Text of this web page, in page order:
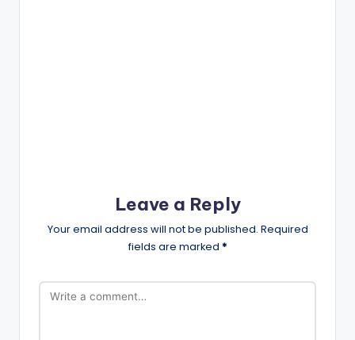
Leave a Reply
Your email address will not be published. Required
fields are marked *